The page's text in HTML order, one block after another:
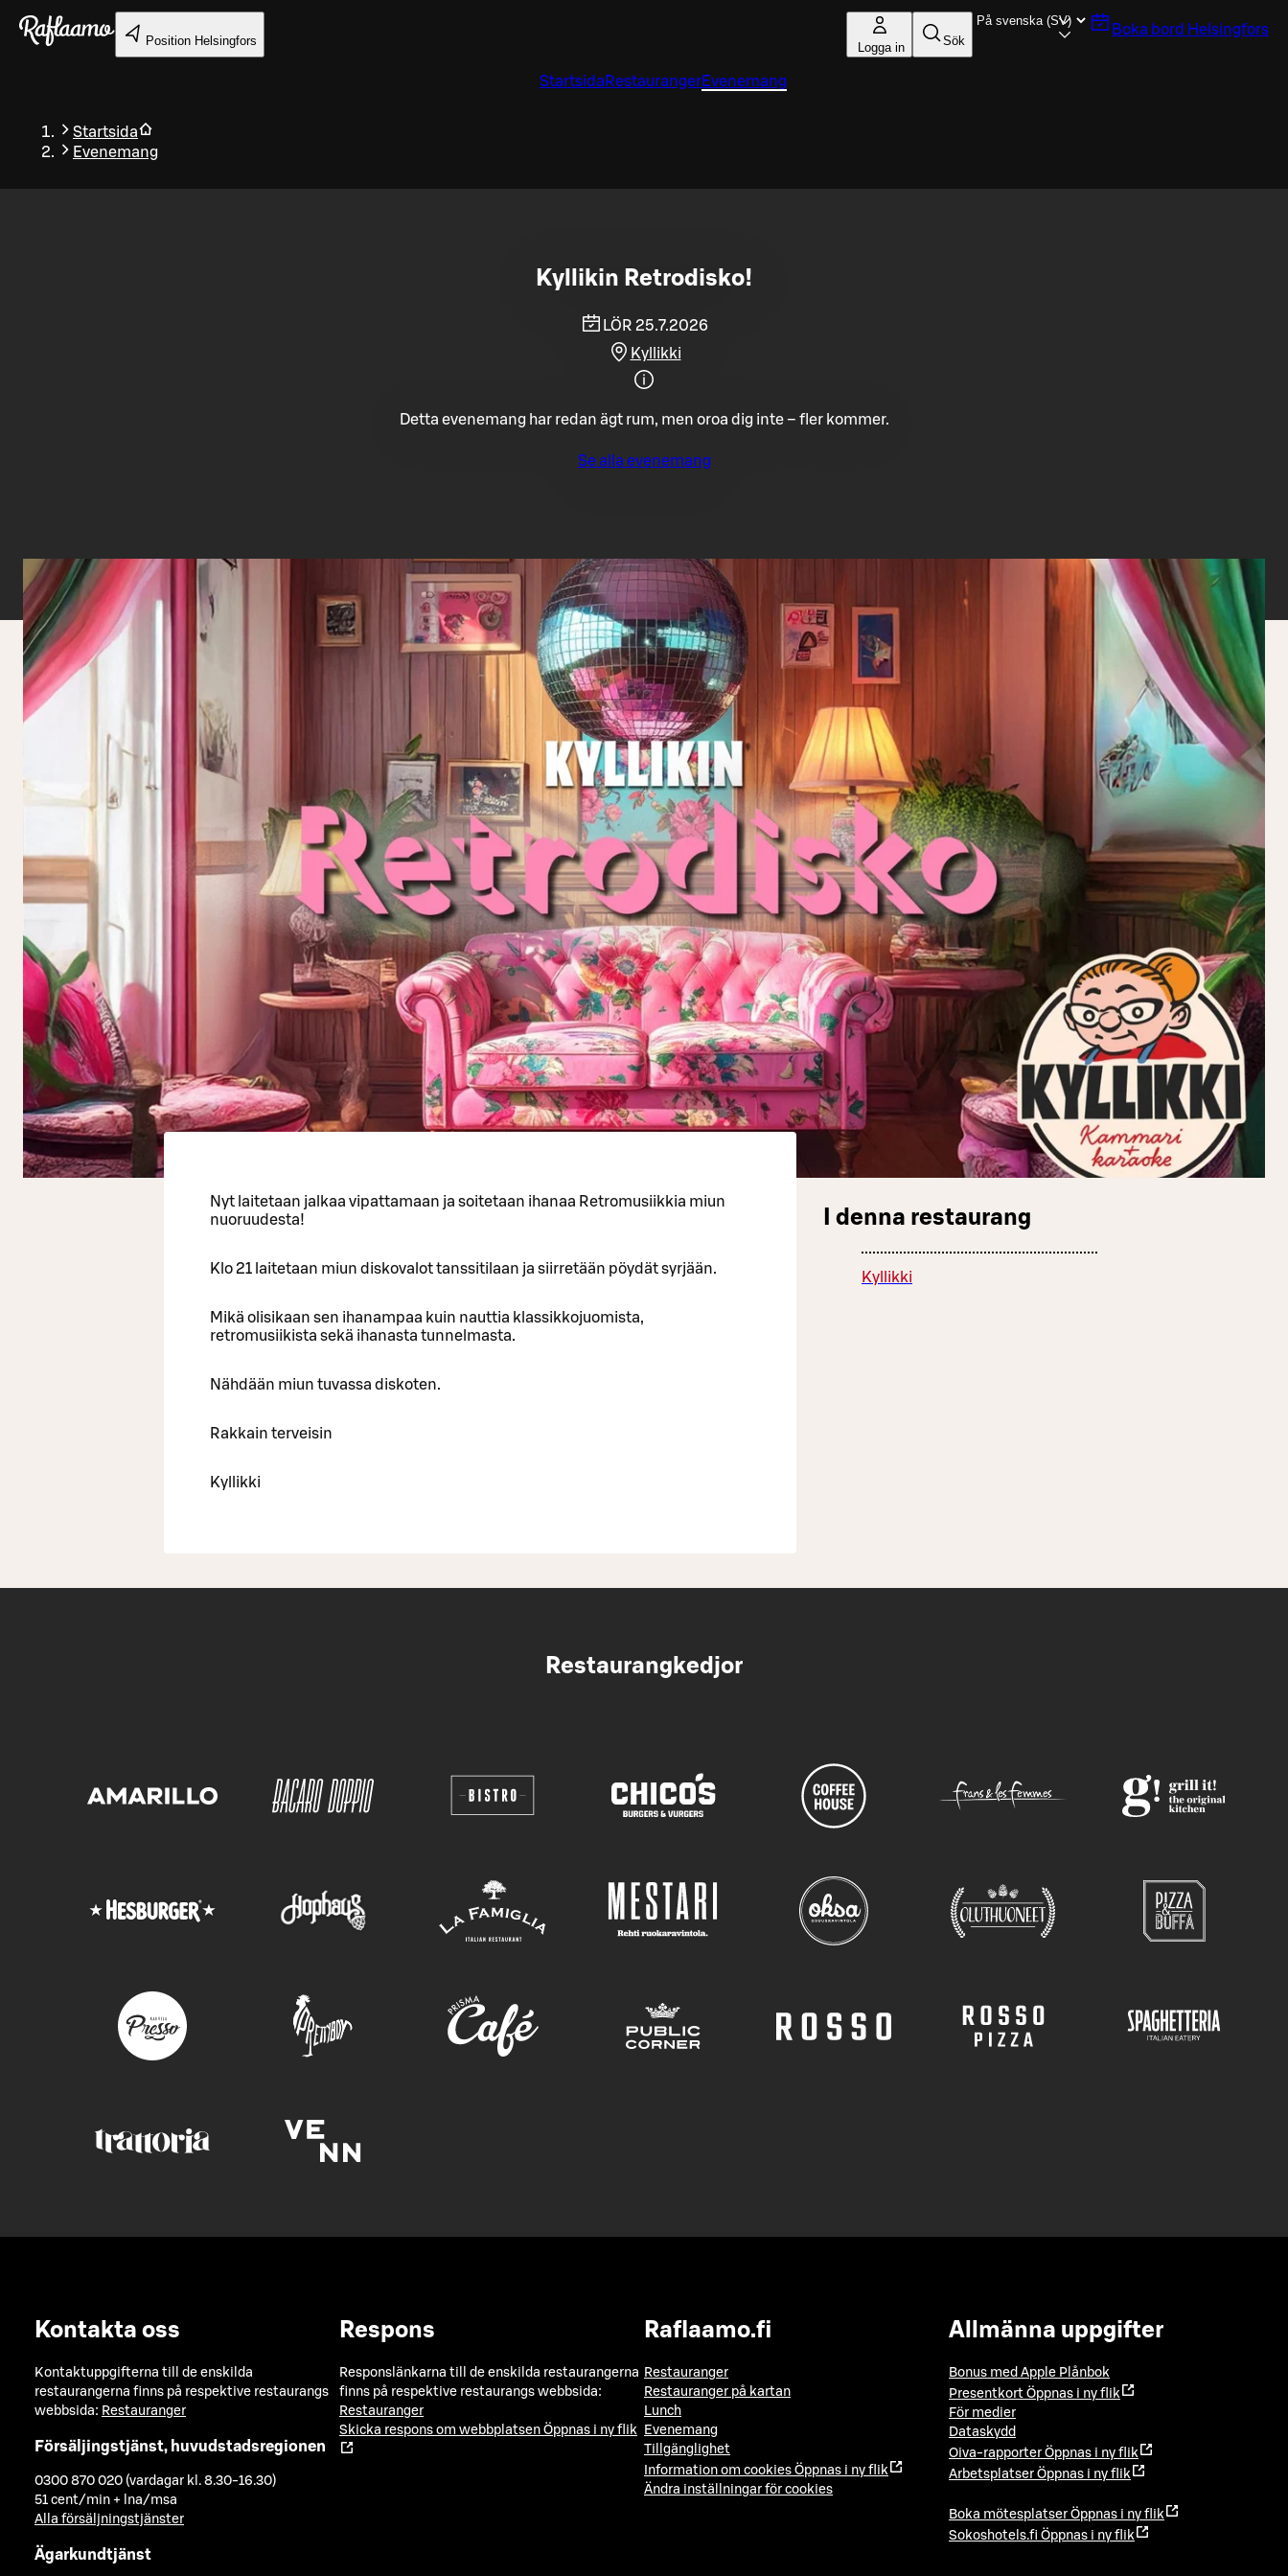
Gå till huvudinnehållet
Position Helsingfors Logga in Sök
Boka bord Helsingfors
Startsida RestaurangerEvenemang
Startsida
Evenemang
Tillbaka
Kyllikin Retrodisko!
LÖR 25.7.2026
Kyllikki
Detta evenemang har redan ägt rum, men oroa dig inte – fler kommer.
Se alla evenemang
Nyt laitetaan jalkaa vipattamaan ja soitetaan ihanaa Retromusiikkia miun
nuoruudesta!
Klo 21 laitetaan miun diskovalot tanssitilaan ja siirretään pöydät syrjään.
Mikä olisikaan sen ihanampaa kuin nauttia klassikkojuomista,
retromusiikista sekä ihanasta tunnelmasta.
Nähdään miun tuvassa diskoten.
Rakkain terveisin
Kyllikki
I denna restaurang
Kyllikki
Restaurangkedjor
Kontakta oss
Kontaktuppgifterna till de enskilda
restaurangerna finns på respektive restaurangs
webbsida: Restauranger
Försäljingstjänst, huvudstadsregionen
0300 870 020 (vardagar kl. 8.30-16.30)
51 cent/min + lna/msa
Alla försäljningstjänster
Ägarkundtjänst
Respons
Responslänkarna till de enskilda restaurangerna
finns på respektive restaurangs webbsida:
Restauranger
Skicka respons om webbplatsen Öppnas i ny flik
Raflaamo.fi
Restauranger
Restauranger på kartan
Lunch
Evenemang
Tillgänglighet
Information om cookies Öppnas i ny flik
Ändra inställningar för cookies
Allmänna uppgifter
Bonus med Apple Plånbok
Presentkort Öppnas i ny flik
För medier
Dataskydd
Oiva-rapporter Öppnas i ny flik
Arbetsplatser Öppnas i ny flik
Boka mötesplatser Öppnas i ny flik
Sokoshotels.fi Öppnas i ny flik